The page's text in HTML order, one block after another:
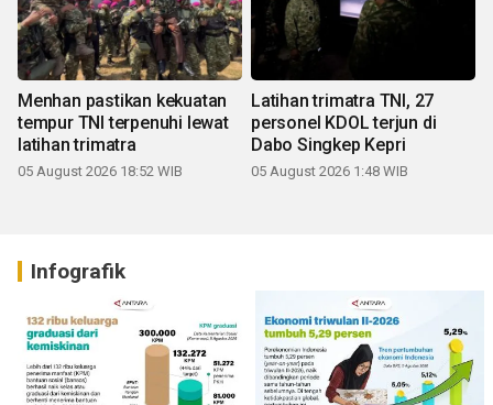
Menhan pastikan kekuatan
tempur TNI terpenuhi lewat
latihan trimatra
05 August 2026 18:52 WIB
Latihan trimatra TNI, 27
personel KDOL terjun di
Dabo Singkep Kepri
05 August 2026 1:48 WIB
Infografik